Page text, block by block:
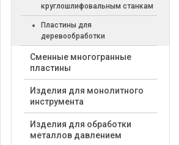
круглошлифовальным станкам
Пластины для
деревообработки
Cменные многогранные
пластины
Изделия для монолитного
инструмента
Изделия для обработки
металлов давлением